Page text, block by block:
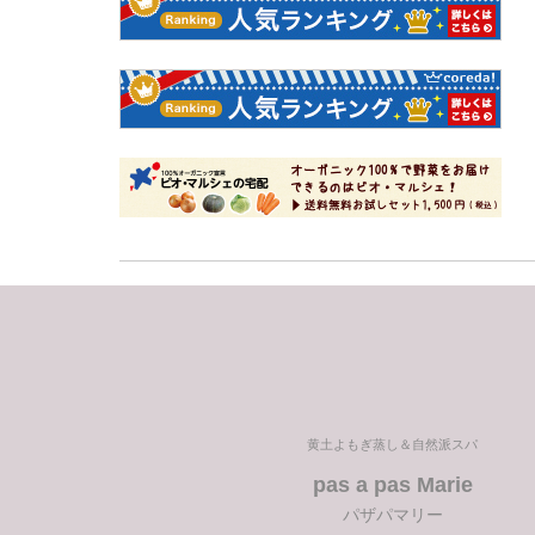
黄土よもぎ蒸し＆自然派スパ
pas a pas Marie
パザパマリー